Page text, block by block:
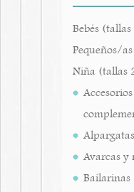
Bebés
Pequeños/
Niña (tallas
Alpargatas
Avarcas y
Bailarinas